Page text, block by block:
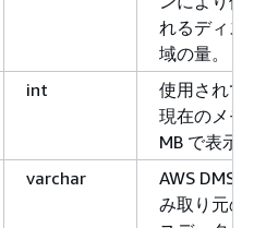
れるディス
域の量。
int
使用されて
現在のメモ
MB で表示
varchar
AWS DMS
み取り元の